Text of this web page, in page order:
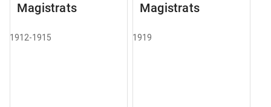
Magistrats
1912-1915
Magistrats
1919